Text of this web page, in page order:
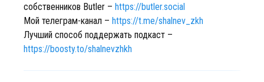
собственников Butler – https://butler.social
Мой телеграм-канал – https://t.me/shalnev_zkh
Лучший способ поддержать подкаст –
https://boosty.to/shalnevzhkh